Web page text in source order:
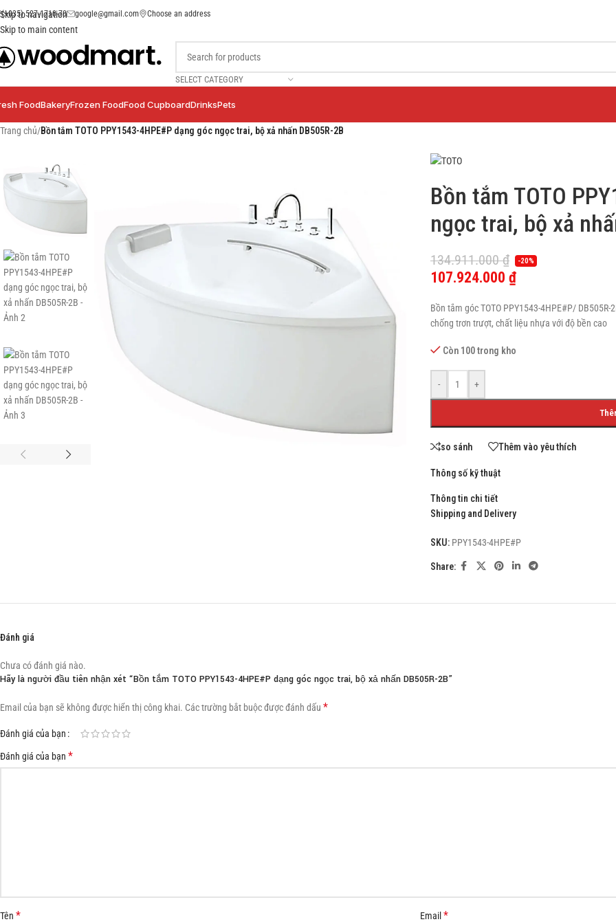
Skip to navigation
Skip to main content
(+035) 527-1710-70 google@gmail.com Choose an address
SELECT CATEGORY
FoodBakeryFrozen FoodFood CupboardDrinksPets
SHOP LAYOUTS
Filters area
AJAX Shop
Hidden sidebar
No page heading
Small categories menu
Products list view
With background
Category description
Trang chủ/Bồn tắm TOTO PPY1543-4HPE#P dạng góc ngọc trai, bộ xả nhấn DB505R-2B
Bồn tắm TOTO
ngọc trai, bộ xả
134.911.000₫ -20%
107.924.000 ₫
Bồn tắm góc TOTO PPY1543-4HPE#P/
chống trơn trượt, chất liệu nhựa với độ bền cao
Còn 100 trong kho
- +
so sánh Thêm vào yêu thích
Thông số kỹ thuật
Thông tin chi tiết
Shipping and Delivery
SKU: PPY1543-4HPE#P
Share:
Đánh giá
Chưa có đánh giá nào.
Hãy là người đầu tiên nhận xét “Bồn tắm TOTO PPY1543-4HPE#P dạng góc ngọc trai, bộ xả nhấn DB505R-2B”
Email của bạn sẽ không được hiển thị công khai. Các trường bắt buộc được đánh dấu *
Đánh giá của bạn
Đánh giá của bạn *
Tên * Email *